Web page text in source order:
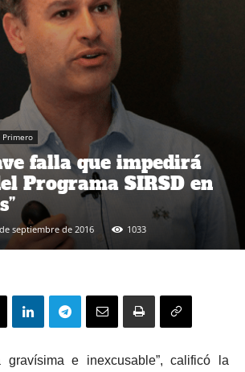
Primero
falla que impedirá
Programa SIRSD en
septiembre de 2016 1033
gravísima e inexcusable”, calificó la